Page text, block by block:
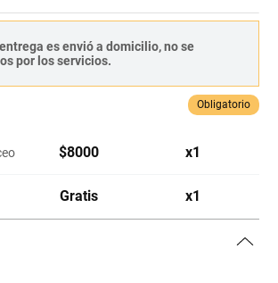
es envió a domicilio, no se
por los servicios.
Obligatorio
$8000 x1
Gratis x1